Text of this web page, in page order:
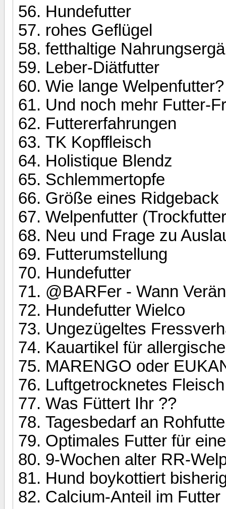
Hundefutter
rohes Geflügel
fetthaltige
Leber-Diätfutter
Wie lange Welpenfutter?
Und noch mehr Futter-
Futtererfahrungen
TK Kopffleisch
Holistique Blendz
Schlemmertopfe
Größe eines Ridgeback
Welpenfutter
Neu und Frage zu
Futterumstellung
Hundefutter
@BARFer - Wann
Hundefutter Wielco
Ungezügeltes
Kauartikel für
MARENGO oder
Luftgetrocknetes Fleisch
Was Füttert Ihr ??
Tagesbedarf an
Optimales Futter für
9-Wochen alter RR-
Hund boykottiert
Calcium-Anteil im Futter